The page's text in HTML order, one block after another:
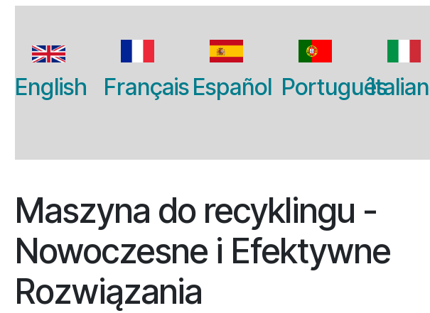
English FrançaisEspañol Português
Maszyna do recyklingu -
Nowoczesne i Efektywne
Rozwiązania